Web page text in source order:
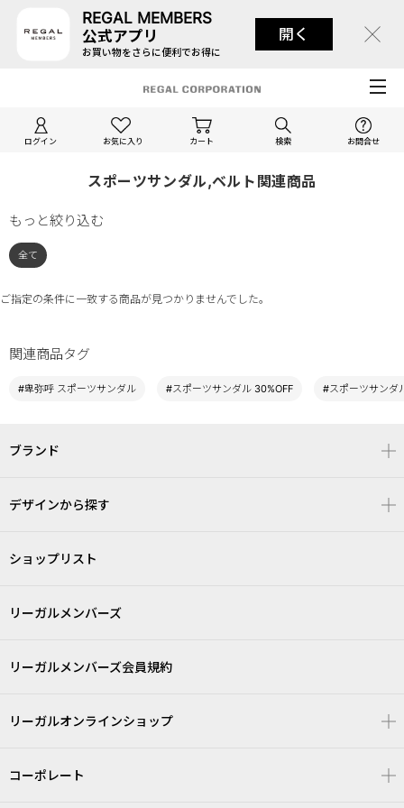
REGAL MEMBERS
公式アプリ
お買い物をさらに便利でお得に
開く
ログイン お気に入り カート 検索 お問合せ
スポーツサンダル,ベルト関連商品
もっと絞り込む
全て
ご指定の条件に一致する商品が見つかりませんでした。
関連商品タグ
#卑弥呼 スポーツサンダル #スポーツサンダル 30%OFF #スポーツサンダ
ブランド
デザインから探す
ショップリスト
リーガルメンバーズ
リーガルメンバーズ会員規約
リーガルオンラインショップ
コーポレート